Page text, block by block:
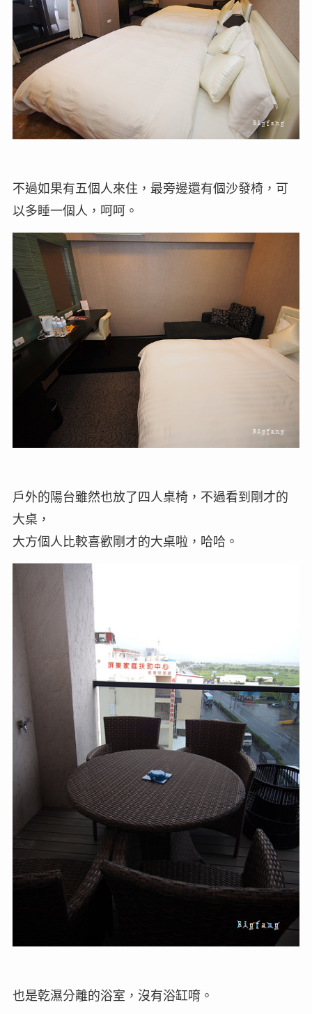
不過如果有五個人來住，最旁邊還有個沙發椅，可
以多睡一個人，呵呵。
戶外的陽台雖然也放了四人桌椅，不過看到剛才的
大桌，
大方個人比較喜歡剛才的大桌啦，哈哈。
也是乾濕分離的浴室，沒有浴缸唷。